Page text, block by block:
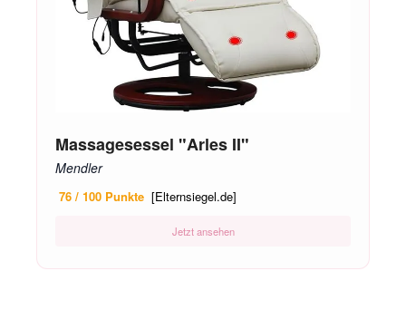
Massagesessel "Arles II"
Mendler
76 / 100 Punkte [Elternsiegel.de]
Jetzt ansehen